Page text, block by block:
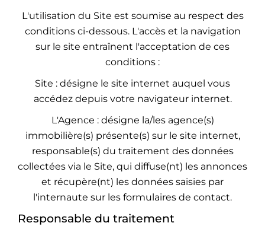
L'utilisation du Site est soumise au respect des
conditions ci-dessous. L'accès et la navigation
sur le site entraînent l'acceptation de ces
conditions :
Site : désigne le site internet auquel vous
accédez depuis votre navigateur internet.
L'Agence : désigne la/les agence(s)
immobilière(s) présente(s) sur le site internet,
responsable(s) du traitement des données
collectées via le Site, qui diffuse(nt) les annonces
et récupère(nt) les données saisies par
l'internaute sur les formulaires de contact.
Responsable du traitement